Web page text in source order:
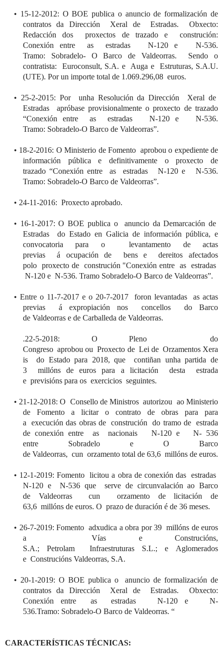
• 15-12-2012: O BOE publica o anuncio de formalización de
contratos da Dirección Xeral de Estradas.Obxecto:
Redacción dos proxectos de trazado e construción:
Conexión entre as estradas N-120 e N-536.
Tramo: Sobradelo- O Barco de Valdeorras. Sendo o
contratista: Euroconsult, S.A. e Auga e Estruturas, S.A.U.
(UTE). Por un importe total de 1.069.296,08 euros.
• 25-2-2015: Por unha Resolución da Dirección Xeralde
Estradas apróbaseprovisionalmente oproxecto de trazado
“Conexión entre as estradas N-120e N-536.
Tramo: Sobradelo-O Barco de Valdeorras”.
• 18-2-2016: O Ministerio de Fomento aprobou o expediente de
información pública e definitivamente oproxecto de
trazado “Conexión entre as estradas N-120 e N-536.
Tramo: Sobradelo-O Barco de Valdeorras”.
• 24-11-2016: Proxecto aprobado.
• 16-1-2017: O BOE publica oanuncio daDemarcación de
Estradas do Estado en Galicia de información pública, e
convocatoria para olevantamento de actas
previasá ocupación de bensedereitos afectados
polo proxectode construción "Conexiónentre as estradas
N-120 e N-536. Tramo Sobradelo-O Barco de Valdeorras”.
• Entre o 11-7-2017 e o 20-7-2017 foron levantadas as actas
previasá expropiación nosconcellos do Barco
de Valdeorras e de Carballeda de Valdeorras.
.22-5-2018: O Pleno do
Congresoaprobou ou Proxecto de Lei de Orzamentos Xera
is do Estado para 2018, quecontiñan unha partida de
3millónsde euros para a licitación desta estrada
e previsións para os exercicios seguintes.
• 21-12-2018: O Consellode Ministros autorizou aoMinisterio
de Fomento a licitar o contrato de obras para para
aexecución das obras deconstrución do tramo de estrada
de conexión entre asnacionais N-120 e N- 536
entre Sobradelo e O Barco
de Valdeorras, cun orzamento total de 63,6 millóns de euros.
• 12-1-2019: Fomentolicitou a obra de conexión das estradas
N-120 eN-536 queserve de circunvalaciónao Barco
de Valdeorras cun orzamentode licitación de
63,6 millóns de euros. O prazo de duración é de 36 meses.
• 26-7-2019: Fomento adxudica a obra por 39 millóns de euros
a Vías e Construcións,
S.A.; Petrolam Infraestruturas S.L.; e Aglomerados
e Construcións Valdeorras, S.A.
• 20-1-2019: O BOE publica oanuncio de formalización de
contratos da Dirección Xeral de Estradas.Obxecto:
Conexión entre as estradas N-1 20 e N-
536.Tramo: Sobradelo-O Barco de Valdeorras. “
CARACTERÍSTICAS TÉCNICAS: